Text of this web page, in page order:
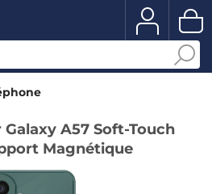
A57 Soft-Touch
Magnétique